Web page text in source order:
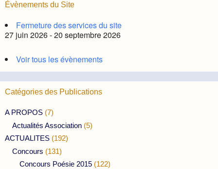
Évènements du Site
Fermeture des services du site
27 juin 2026 - 20 septembre 2026
Voir tous les évènements
Catégories des Publications
A PROPOS (7)
Actualités Association (5)
ACTUALITES (192)
Concours (131)
Concours Poésie 2015 (122)